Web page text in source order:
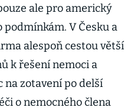
slabá koruna
ale pro americký
V Česku a
alespoň cestou větší
k řešení nemoci a
zotavení po delší
o nemocného člena